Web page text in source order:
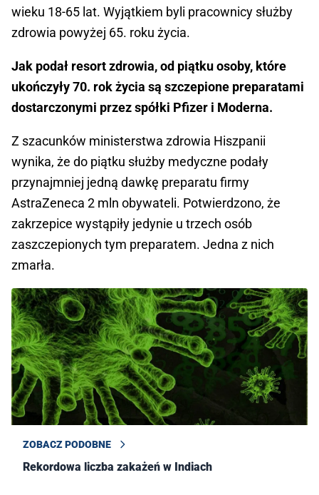
wieku 18-65 lat. Wyjątkiem byli pracownicy służby
zdrowia powyżej 65. roku życia.
Jak podał resort zdrowia, od piątku osoby, które
ukończyły 70. rok życia są szczepione preparatami
dostarczonymi przez spółki Pfizer i Moderna.
Z szacunków ministerstwa zdrowia Hiszpanii
wynika, że do piątku służby medyczne podały
przynajmniej jedną dawkę preparatu firmy
AstraZeneca 2 mln obywateli. Potwierdzono, że
zakrzepice wystąpiły jedynie u trzech osób
zaszczepionych tym preparatem. Jedna z nich
zmarła.
ZOBACZ PODOBNE
Rekordowa liczba zakażeń w Indiach